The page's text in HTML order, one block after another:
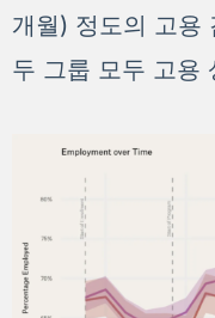
개월) 정도의 고용
두 그룹 모두 고용